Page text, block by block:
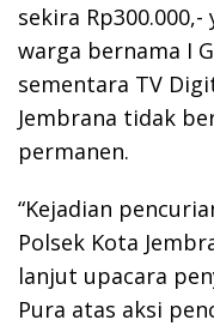
sekira
warga bernama I
sementara TV
Jembrana tidak
permanen.
“Kejadian
Polsek Kota
lanjut upacara
Pura atas aksi